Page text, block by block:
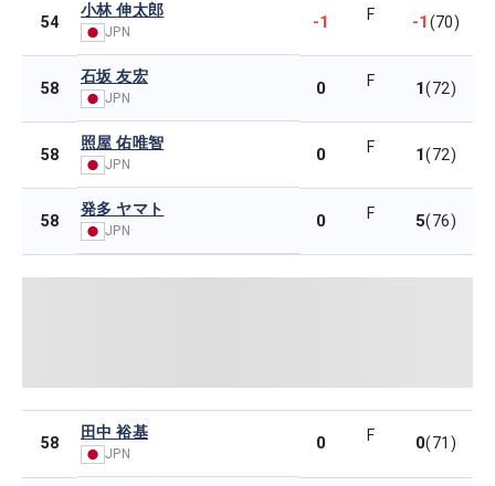
54
小林 伸太郎
JPN -1 F -1(70)
58
石坂 友宏
JPN 0 F 1(72)
58
照屋 佑唯智
JPN 0 F 1(72)
58
発多 ヤマト
JPN 0 F 5(76)
58
田中 裕基
JPN
0 F 0(71)